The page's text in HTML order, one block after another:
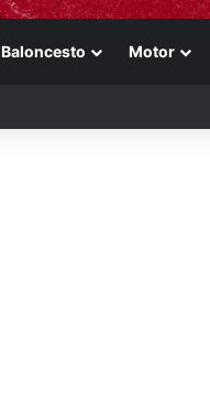
Baloncesto Motor